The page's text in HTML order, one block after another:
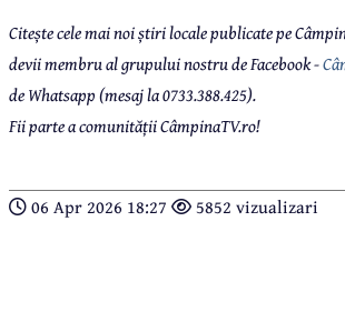
Citește cele mai noi știri locale publicate pe
devii membru al grupului nostru de Facebook -
de Whatsapp (mesaj la 0733.388.425).
Fii parte a comunității CâmpinaTV.ro!
06 Apr 2026 18:27 5852 vizualizari